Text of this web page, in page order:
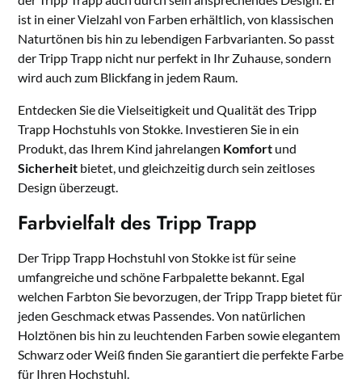
ist in einer Vielzahl von Farben erhältlich, von klassischen
Naturtönen bis hin zu lebendigen Farbvarianten. So passt
der Tripp Trapp nicht nur perfekt in Ihr Zuhause, sondern
wird auch zum Blickfang in jedem Raum.
Entdecken Sie die Vielseitigkeit und Qualität des Tripp
Trapp Hochstuhls von Stokke. Investieren Sie in ein
Produkt, das Ihrem Kind jahrelangen Komfort und
Sicherheit bietet, und gleichzeitig durch sein zeitloses
Design überzeugt.
Farbvielfalt des Tripp Trapp
Der Tripp Trapp Hochstuhl von Stokke ist für seine
umfangreiche und schöne Farbpalette bekannt. Egal
welchen Farbton Sie bevorzugen, der Tripp Trapp bietet für
jeden Geschmack etwas Passendes. Von natürlichen
Holztönen bis hin zu leuchtenden Farben sowie elegantem
Schwarz oder Weiß finden Sie garantiert die perfekte Farbe
für Ihren Hochstuhl.